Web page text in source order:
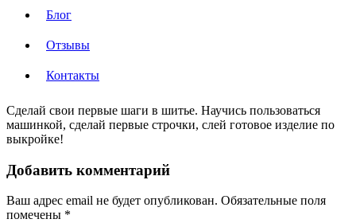
Блог
Отзывы
Контакты
Сделай свои первые шаги в шитье. Научись пользоваться
машинкой, сделай первые строчки, слей готовое изделие по
выкройке!
Добавить комментарий
Ваш адрес email не будет опубликован. Обязательные поля
помечены *